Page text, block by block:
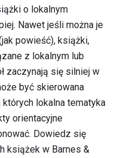
o lokalnym
Nawet jeśli można je
powieść), książki,
z lokalnym lub
zaczynają się silniej w
być skierowana
lokalna tematyka
orientacyjne
Dowiedz się
książek w Barnes &